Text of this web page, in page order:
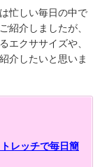
忙しい毎日の中で
紹介しましたが、
エクササイズや、
介したいと思いま
レッチで毎日簡